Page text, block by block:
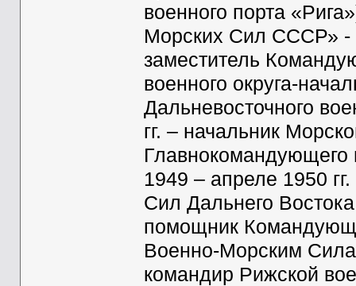
военного порта
Морских Сил СССР» -
заместитель
военного округа-
Дальневосточного
гг. – начальник
Главнокомандующего
1949 – апреле 1950
Сил Дальнего
помощник
Военно-Морским
командир Рижской